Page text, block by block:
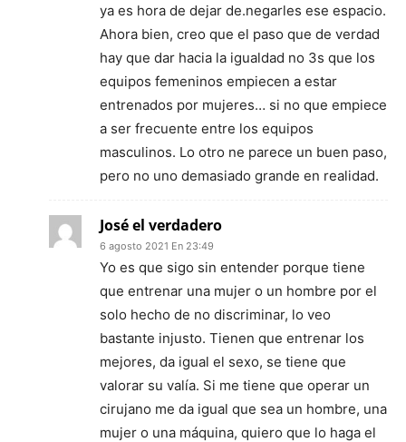
ya es hora de dejar de.negarles ese espacio.
Ahora bien, creo que el paso que de verdad
hay que dar hacia la igualdad no 3s que los
equipos femeninos empiecen a estar
entrenados por mujeres… si no que empiece
a ser frecuente entre los equipos
masculinos. Lo otro ne parece un buen paso,
pero no uno demasiado grande en realidad.
José el verdadero
6 agosto 2021 En 23:49
Yo es que sigo sin entender porque tiene
que entrenar una mujer o un hombre por el
solo hecho de no discriminar, lo veo
bastante injusto. Tienen que entrenar los
mejores, da igual el sexo, se tiene que
valorar su valía. Si me tiene que operar un
cirujano me da igual que sea un hombre, una
mujer o una máquina, quiero que lo haga el